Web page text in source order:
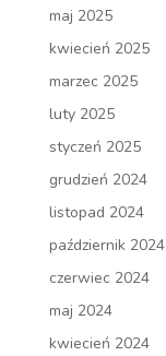
maj 2025
kwiecień 2025
marzec 2025
luty 2025
styczeń 2025
grudzień 2024
listopad 2024
październik 2024
czerwiec 2024
maj 2024
kwiecień 2024